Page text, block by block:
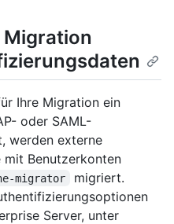
Ihre Migration ein
oder SAML-
werden externe
Benutzerkonten
migrator
migriert.
Server, unter